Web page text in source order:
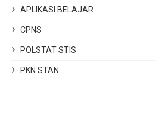
APLIKASI BELAJAR
CPNS
POLSTAT STIS
PKN STAN